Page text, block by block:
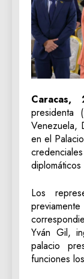
presidenta
Venezuela,
en el
Los
Yván Gil,
palacio
funciones